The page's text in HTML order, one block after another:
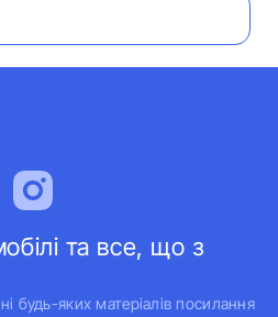
та все, що з
будь-яких матеріалів посилання